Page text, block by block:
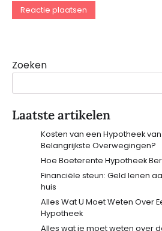
Zoeken
Laatste artikelen
Kosten van een Hypotheek
Belangrijkste Overwegingen?
Hoe Boeterente Hypotheek
Financiële steun: Geld lenen
huis
Alles Wat U Moet Weten Over
Hypotheek
Alles wat je moet weten over